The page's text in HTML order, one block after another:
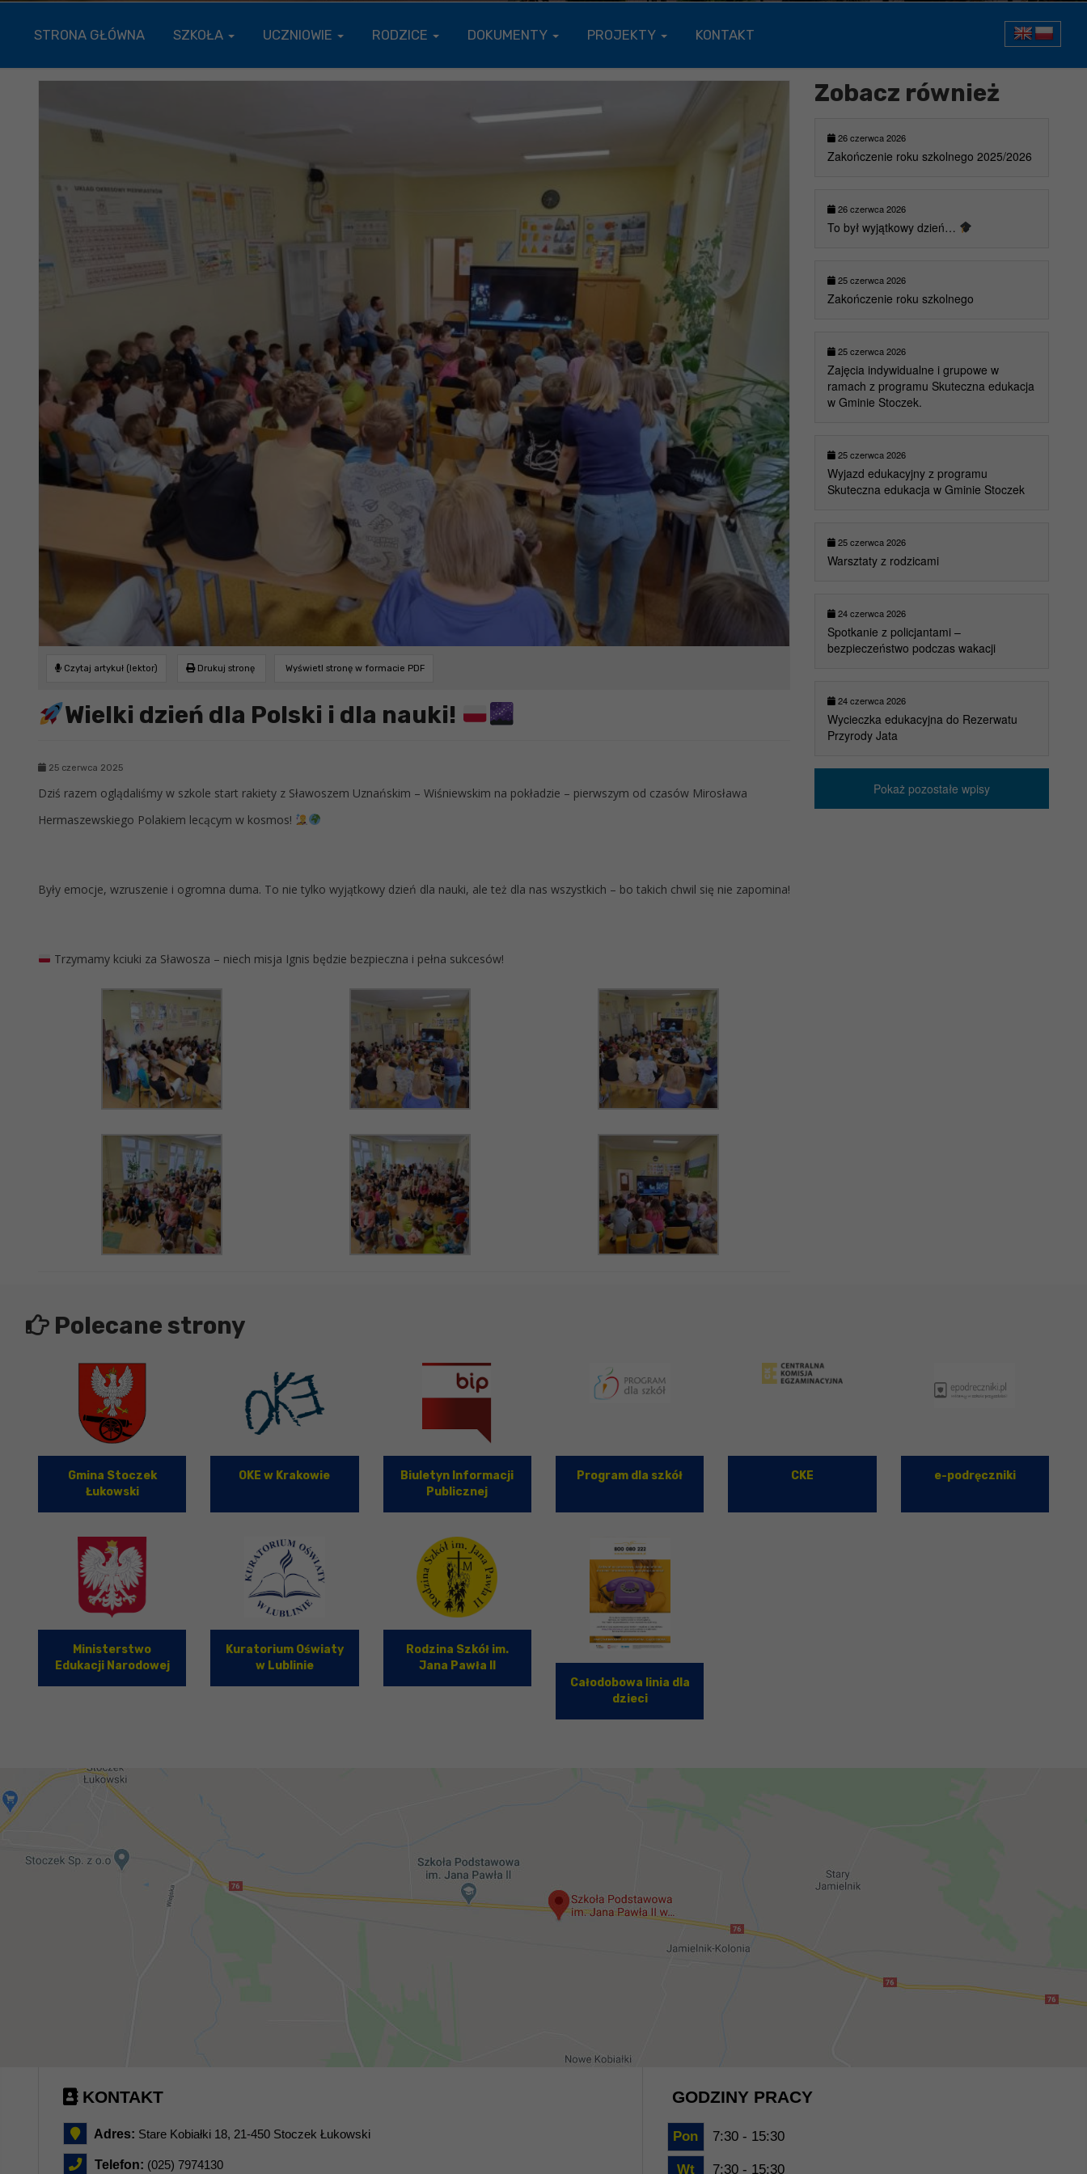
STRONA GŁÓWNA SZKOŁA UCZNIOWIE RODZICE DOKUMENTY PROJEKTY KONTAKT
Czytaj artykuł (lektor) Drukuj stronę Wyświetl stronę w formacie PDF
Wielki dzień dla Polski i dla nauki!
25 czerwca 2025
Dziś razem oglądaliśmy w szkole start rakiety z Sławoszem Uznańskim – Wiśniewskim na pokładzie – pierwszym od czasów Mirosława
Hermaszewskiego Polakiem lecącym w kosmos!
Były emocje, wzruszenie i ogromna duma. To nie tylko wyjątkowy dzień dla nauki, ale też dla nas wszystkich – bo takich chwil się nie zapomina!
Trzymamy kciuki za Sławosza – niech misja Ignis będzie bezpieczna i pełna sukcesów!
Zobacz również
26 czerwca 2026
Zakończenie roku szkolnego 2025/2026
26 czerwca 2026
To był wyjątkowy dzień…
25 czerwca 2026
Zakończenie roku szkolnego
25 czerwca 2026
Zajęcia indywidualne i grupowe w
ramach z programu Skuteczna edukacja
w Gminie Stoczek.
25 czerwca 2026
Wyjazd edukacyjny z programu
Skuteczna edukacja w Gminie Stoczek
25 czerwca 2026
Warsztaty z rodzicami
24 czerwca 2026
Spotkanie z policjantami –
bezpieczeństwo podczas wakacji
24 czerwca 2026
Wycieczka edukacyjna do Rezerwatu
Przyrody Jata
Pokaż pozostałe wpisy
Polecane strony
Gmina Stoczek
Łukowski
OKE w Krakowie
Biuletyn Informacji
Publicznej
Program dla szkół CKE e-podręczniki
Ministerstwo
Edukacji Narodowej
Kuratorium Oświaty
w Lublinie
Rodzina Szkół im.
Jana Pawła II
Całodobowa linia dla
dzieci
KONTAKT
Adres: Stare Kobiałki 18, 21-450 Stoczek Łukowski
Telefon: (025) 7974130
GODZINY PRACY
Pon 7:30 - 15:30
Wt 7:30 - 15:30